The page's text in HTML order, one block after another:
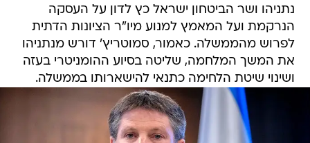
נתניהו ושר הביטחון ישראל כץ לדון על העסקה
הנרקמת ועל המאמץ למנוע מיו"ר הציונות הדתית
לפרוש מהממשלה. כאמור, סמוטריץ' דורש מנתניהו
את המשך המלחמה, שליטה בסיוע ההומניטרי בעזה
ושינוי שיטת הלחימה כתנאי להישארותו בממשלה.